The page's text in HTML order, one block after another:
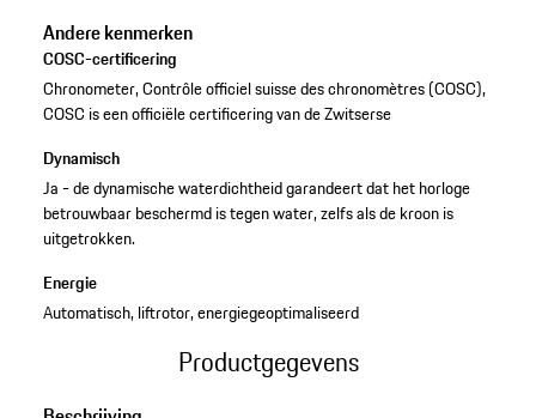
Andere kenmerken
COSC-certificering
Chronometer, Contrôle officiel suisse des chronomètres (COSC),
COSC is een officiële certificering van de Zwitserse
Dynamisch
Ja - de dynamische waterdichtheid garandeert dat het horloge
betrouwbaar beschermd is tegen water, zelfs als de kroon is
uitgetrokken.
Energie
Automatisch, liftrotor, energiegeoptimaliseerd
Productgegevens